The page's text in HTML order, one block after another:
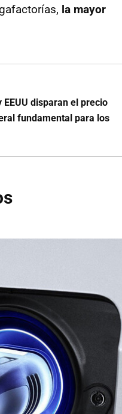
la mayor
disparan el precio
fundamental para los